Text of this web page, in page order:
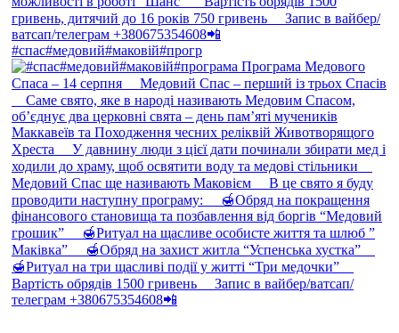
#спас#медовий#маковій#прогр